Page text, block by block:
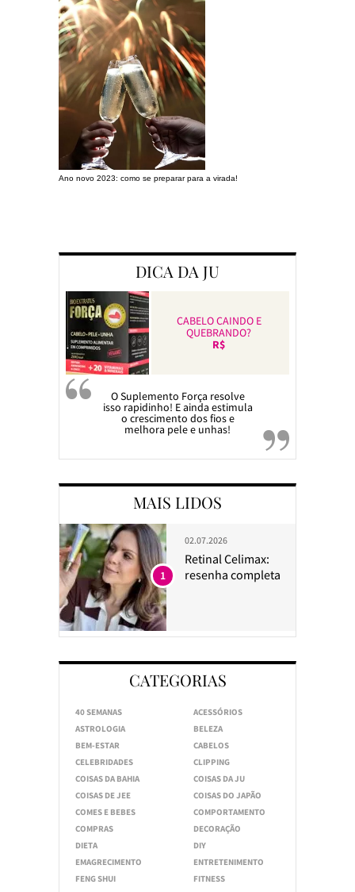
Ano novo 2023: como se preparar para a virada!
DICA DA JU
CABELO CAINDO E
QUEBRANDO?
R$
O Suplemento Força resolve
isso rapidinho! E ainda estimula
o crescimento dos fios e
melhora pele e unhas!
MAIS LIDOS
02.07.2026
Retinal Celimax:
resenha completa
1
CATEGORIAS
40 SEMANAS
ACESSÓRIOS
ASTROLOGIA
BELEZA
BEM-ESTAR
CABELOS
CELEBRIDADES
CLIPPING
COISAS DA BAHIA
COISAS DA JU
COISAS DE JEE
COISAS DO JAPÃO
COMES E BEBES
COMPORTAMENTO
COMPRAS
DECORAÇÃO
DIETA
DIY
EMAGRECIMENTO
ENTRETENIMENTO
FENG SHUI
FITNESS